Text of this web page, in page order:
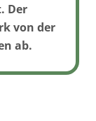
Der
von der
ab.